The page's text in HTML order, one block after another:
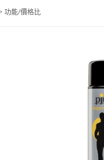
功能/價格比